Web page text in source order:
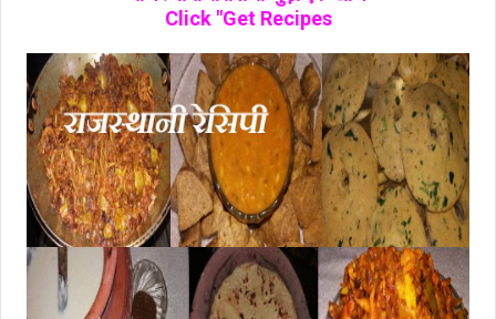
Click "Get Recipes